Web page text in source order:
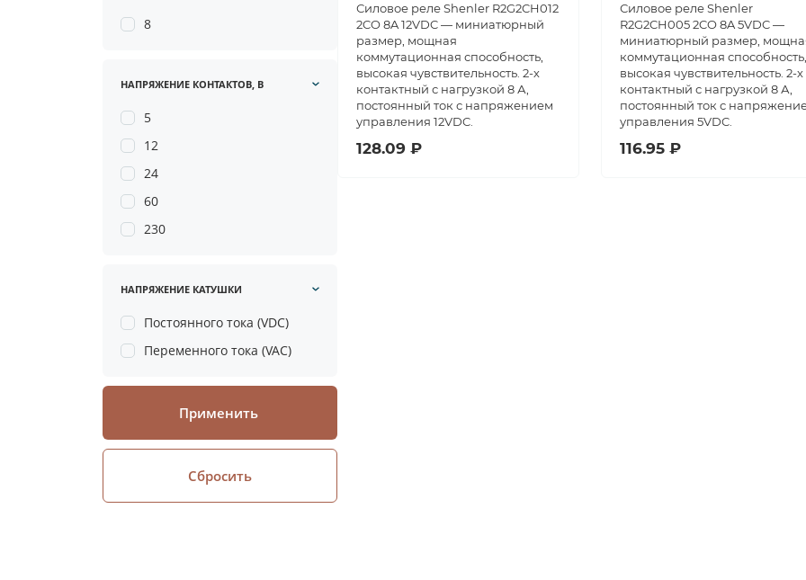
8
НАПРЯЖЕНИЕ КОНТАКТОВ, В
5
12
24
60
230
НАПРЯЖЕНИЕ КАТУШКИ
Постоянного тока (VDC)
Переменного тока (VAC)
Применить
Сбросить
Силовое реле Shenler R2G2CH012
2CO 8A 12VDC — миниатюрный
размер, мощная
коммутационная способность,
высокая чувствительность. 2-х
контактный с нагрузкой 8 А,
постоянный ток с напряжением
управления 12VDC.
128.09 ₽
Силовое реле Shenler
R2G2CH005 2CO 8A 5VDC —
миниатюрный размер,
коммутационная способность,
высокая чувствительность. 2-х
контактный с нагрузкой 8 А,
постоянный ток с
управления 5VDC.
116.95 ₽